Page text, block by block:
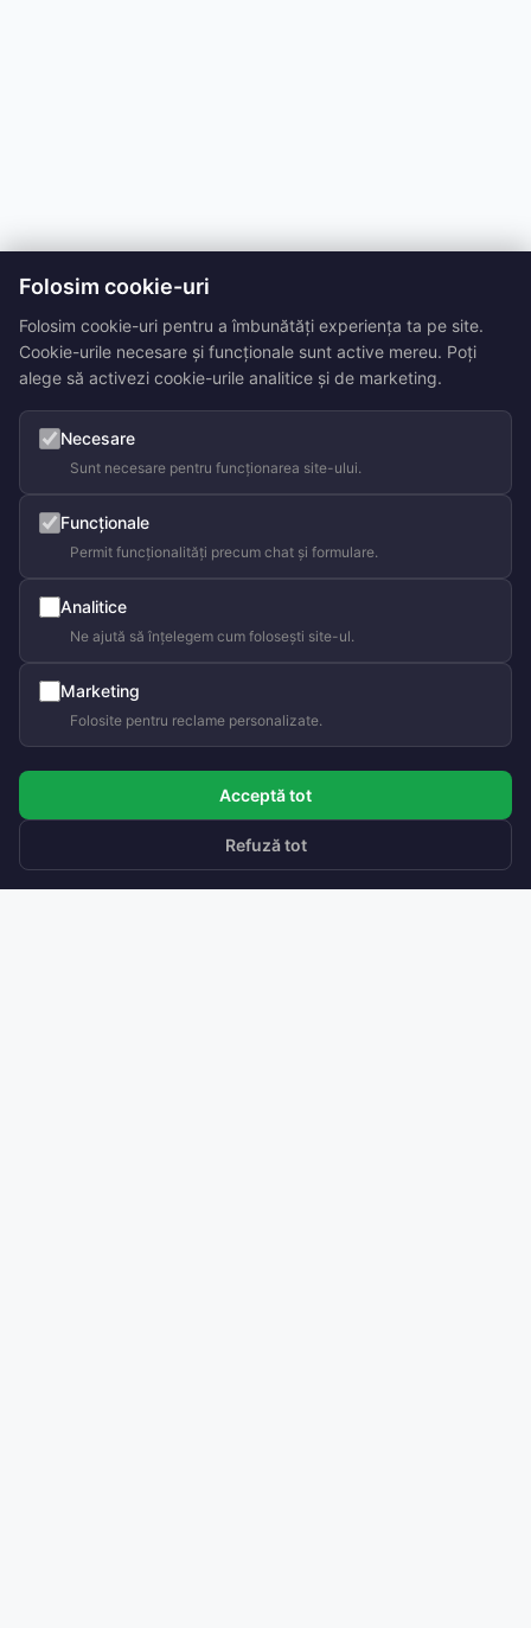
Folosim cookie-uri
Folosim cookie-uri pentru a îmbunătăți experiența ta pe site.
Cookie-urile necesare și funcționale sunt active mereu. Poți
alege să activezi cookie-urile analitice și de marketing.
Necesare
Sunt necesare pentru funcționarea site-ului.
Funcționale
Permit funcționalități precum chat și formulare.
Analitice
Ne ajută să înțelegem cum folosești site-ul.
Marketing
Folosite pentru reclame personalizate.
Acceptă tot
Refuză tot